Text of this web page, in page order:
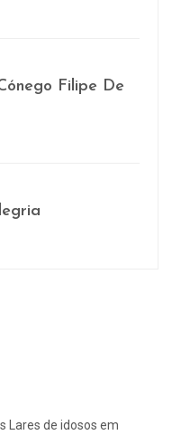
Filipe De
Lares de idosos em